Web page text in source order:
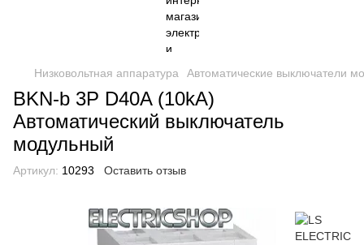
Низковольтная аппаратура Автоматические выключатели
BKN-b 3P D40A (10kA)
Автоматический выключатель
модульный
Артикул: 10293 Оставить отзыв